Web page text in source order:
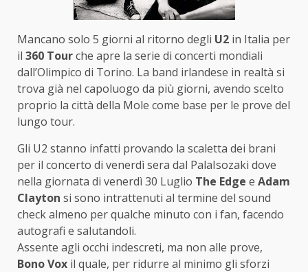
Mancano solo 5 giorni al ritorno degli U2 in Italia per
il 360 Tourche apre la serie di concerti mondiali
dall’Olimpico di Torino. La band irlandese in realtà si
trova già nel capoluogo da più giorni, avendo scelto
proprio la città della Mole come base per le prove del
lungo tour.
Gli U2 stanno infatti provando la scaletta dei brani
per il concerto di venerdì sera dal PalaIsozaki dove
nella giornata di venerdì 30 Luglio The Edge e Adam
Clayton si sono intrattenuti al termine del sound
check almeno per qualche minuto con i fan, facendo
autografi e salutandoli.
Assente agli occhi indescreti, ma non alle prove,
Bono Vox il quale, per ridurre al minimo gli sforzi